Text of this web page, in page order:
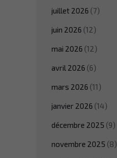
juillet 2026 (7)
juin 2026 (12)
mai 2026 (12)
avril 2026 (6)
mars 2026 (11)
janvier 2026 (14)
décembre 2025 (9)
novembre 2025 (8)